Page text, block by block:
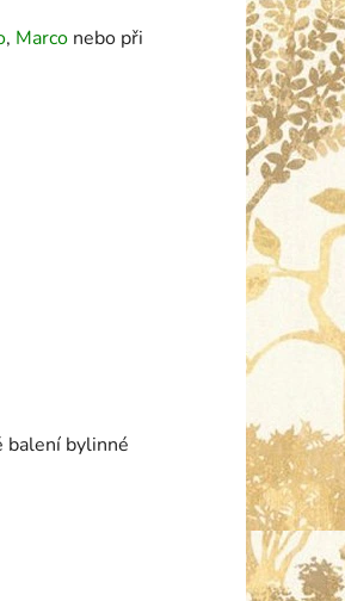
, Marco nebo při
balení bylinné